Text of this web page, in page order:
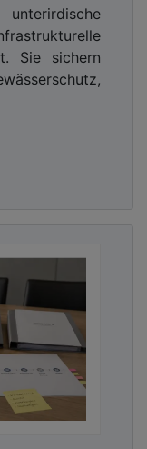
Sie sichern